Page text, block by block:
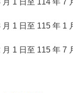
1 日至 114 年 7
1 日至 115 年 1
1 日至 115 年 7